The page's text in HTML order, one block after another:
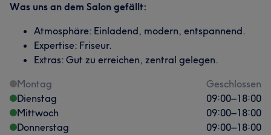
Was uns an dem Salon gefällt:
Atmosphäre: Einladend, modern, entspannend.
Expertise: Friseur.
Extras: Gut zu erreichen, zentral gelegen.
Montag
Geschlossen
Dienstag
09:00–18:00
Mittwoch
09:00–18:00
Donnerstag
09:00–18:00